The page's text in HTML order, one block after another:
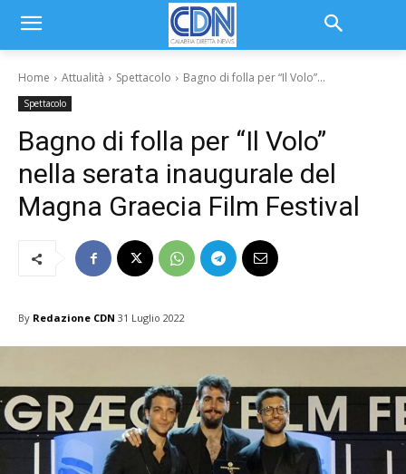
Home Attualità Spettacolo Bagno di folla per “Il Volo”...
Spettacolo
Bagno di folla per “Il Volo”
nella serata inaugurale del
Magna Graecia Film Festival
By Redazione CDN 31 Luglio 2022